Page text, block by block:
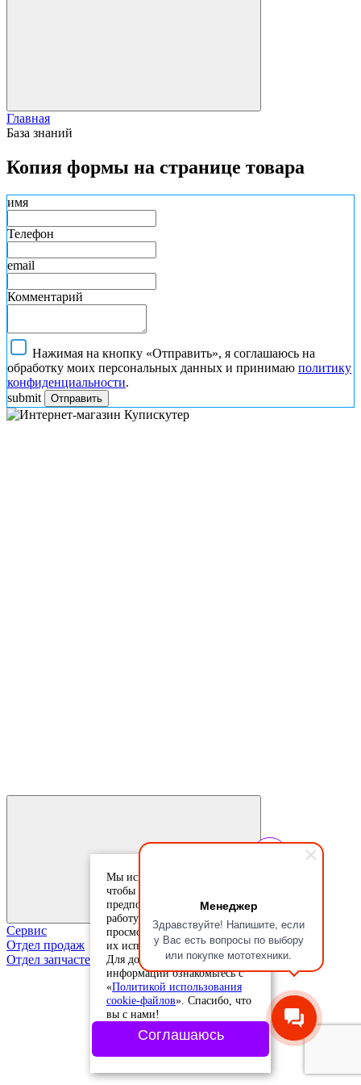
Менеджер
Здравствуйте! Напишите, если
у Вас есть вопросы по выбору
или покупке мототехники.
Главная
База знаний
Копия формы на странице товара
имя
Телефон
email
Комментарий
Нажимая на кнопку «Отправить», я соглашаюсь на
обработку моих персональных данных и принимаю политику
конфиденциальности.
submit
Сервис
Отдел продаж
Отдел запчастей
Мы используем cookie-файлы,
чтобы учесть ваши
предпочтения и улучшить
работу сайта. Продолжая
просмотр, вы соглашаетесь с
их использованием.
Для дополнительной
информации ознакомьтесь с
«Политикой использования
cookie-файлов». Спасибо, что
вы с нами!
Соглашаюсь